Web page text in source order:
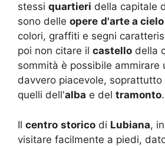
stessi quartieri della capitale
sono delle opere d'arte a
colori, graffiti e segni
poi non citare il castello della
sommità è possibile ammirare
davvero piacevole, soprattutto
quelli dell'alba e del tramonto.
Il centro storico di Lubiana, in
visitare facilmente a piedi,